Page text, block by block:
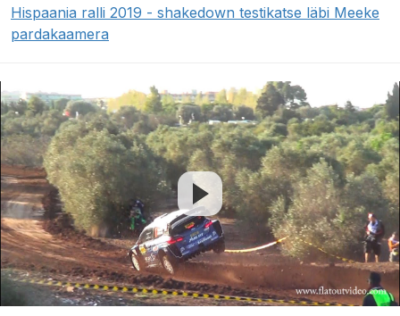
Hispaania ralli 2019 - shakedown testikatse läbi Meeke
pardakaamera